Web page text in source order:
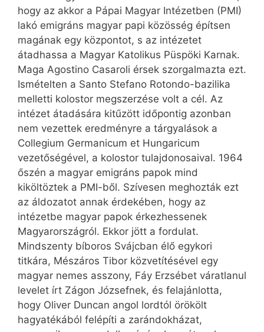
hogy az akkor a Pápai Magyar Intézetben (PMI)
lakó emigráns magyar papi közösség építsen
magának egy központot, s az intézetet
átadhassa a Magyar Katolikus Püspöki Karnak.
Maga Agostino Casaroli érsek szorgalmazta ezt.
Ismételten a Santo Stefano Rotondo-bazilika
melletti kolostor megszerzése volt a cél. Az
intézet átadására kitűzött időpontig azonban
nem vezettek eredményre a tárgyalások a
Collegium Germanicum et Hungaricum
vezetőségével, a kolostor tulajdonosaival. 1964
őszén a magyar emigráns papok mind
kiköltöztek a PMI-ből. Szívesen meghozták ezt
az áldozatot annak érdekében, hogy az
intézetbe magyar papok érkezhessenek
Magyar­országról. Ekkor jött a fordulat.
Mindszenty bíboros Svájcban élő egykori
titkára, Mészáros Tibor közvetítésével egy
magyar nemes asszony, Fáy ­Erzsébet váratlanul
levelet írt Zágon Józsefnek, és felajánlotta,
hogy Oliver Duncan angol lordtól örökölt
hagyatékából felépíti a zarándokházat,